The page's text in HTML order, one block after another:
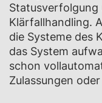
Statusverfolgung
Klärfallhandling.
die Systeme des
das System
schon
Zulassungen